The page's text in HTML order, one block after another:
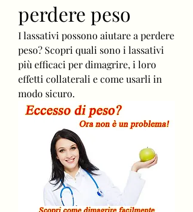
perdere peso
I lassativi possono aiutare a perdere
peso? Scopri quali sono i lassativi
più efficaci per dimagrire, i loro
effetti collaterali e come usarli in
modo sicuro.